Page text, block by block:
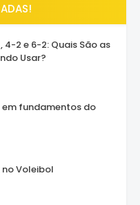
4-2 e 6-2: Quais São as
Usar?
fundamentos do
Voleibol